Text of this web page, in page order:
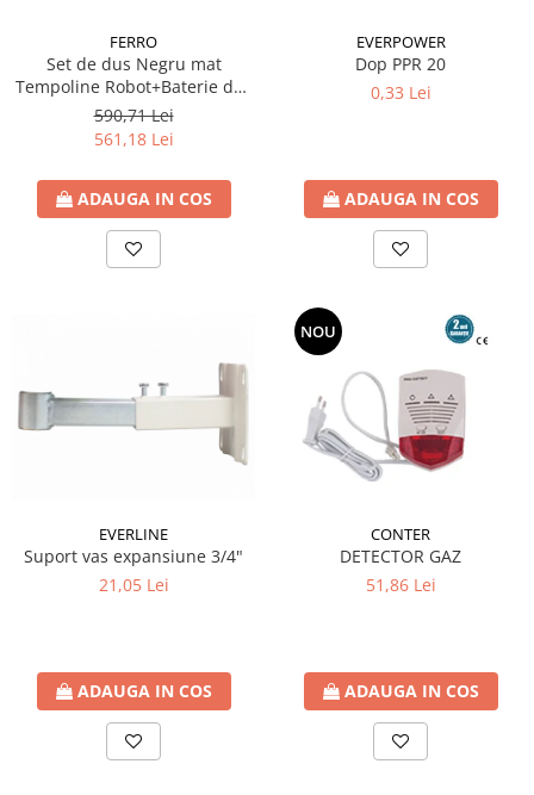
FERRO
Set de dus Negru mat
Tempoline Robot+Baterie dus
Ferro BTR7BL+Baterie lavoar
BTR2BL
590,71 Lei
561,18 Lei
ADAUGA IN COS
EVERPOWER
Dop PPR 20
0,33 Lei
ADAUGA IN COS
EVERLINE
Suport vas expansiune 3/4"
21,05 Lei
ADAUGA IN COS
NOU
CONTER
DETECTOR GAZ
51,86 Lei
ADAUGA IN COS